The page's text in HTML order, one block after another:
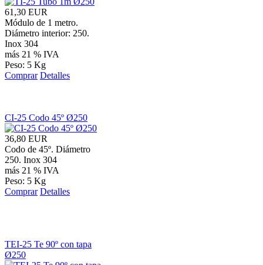
61,30 EUR
Módulo de 1 metro.
Diámetro interior: 250.
Inox 304
más 21 % IVA
Peso: 5 Kg
Comprar Detalles
CI-25 Codo 45º Ø250
36,80 EUR
Codo de 45º. Diámetro
250. Inox 304
más 21 % IVA
Peso: 5 Kg
Comprar Detalles
TEI-25 Te 90º con tapa
Ø250